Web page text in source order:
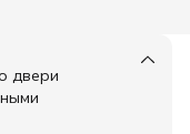
двери